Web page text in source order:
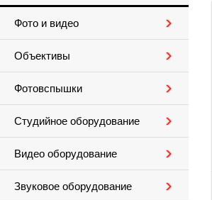
Фото и видео
Объективы
Фотовспышки
Студийное оборудование
Видео оборудование
Звуковое оборудование